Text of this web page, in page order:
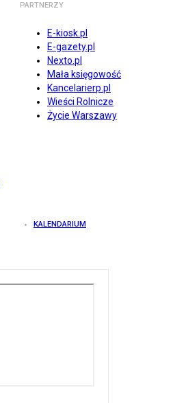
PARTNERZY
E-kiosk.pl
E-gazety.pl
Nexto.pl
Mała księgowość
Kancelarierp.pl
Wieści Rolnicze
Życie Warszawy
KALENDARIUM